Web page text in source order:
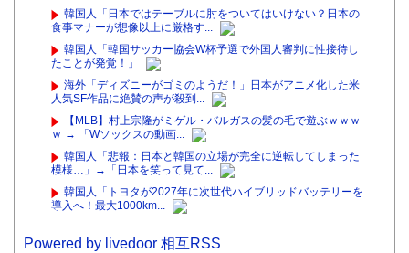
韓国人「日本ではテーブルに肘をついてはいけない？日本の
食事マナーが想像以上に厳格す...
韓国人「韓国サッカー協会W杯予選で外国人審判に性接待し
たことが発覚！」
海外「ディズニーがゴミのようだ！」日本がアニメ化した米
人気SF作品に絶賛の声が殺到...
【MLB】村上宗隆がミゲル・バルガスの髪の毛で遊ぶｗｗｗ
ｗ → 「Wソックスの動画...
韓国人「悲報：日本と韓国の立場が完全に逆転してしまった
模様…」→「日本を笑って見て...
韓国人「トヨタが2027年に次世代ハイブリッドバッテリーを
導入へ！最大1000km...
Powered by livedoor 相互RSS